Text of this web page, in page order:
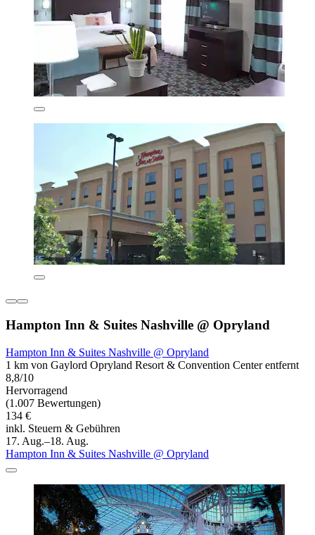
Hampton Inn & Suites Nashville @ Opryland
Hampton Inn & Suites Nashville @ Opryland
1 km von Gaylord Opryland Resort & Convention Center entfernt
8,8/10
Hervorragend
(1.007 Bewertungen)
134 €
inkl. Steuern & Gebühren
17. Aug.–18. Aug.
Hampton Inn & Suites Nashville @ Opryland